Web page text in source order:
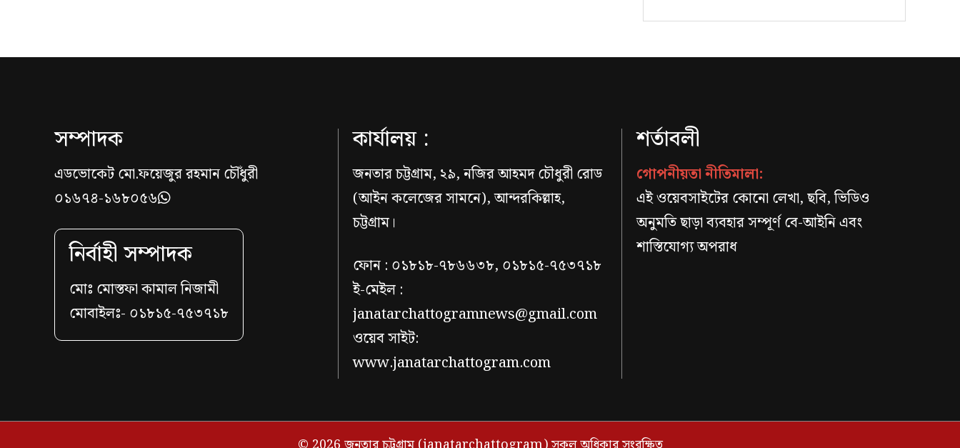
সম্পাদক
এডভোকেট মো.ফয়েজুর রহমান চৌঁধুরী
০১৬৭৪-১৬৮০৫৬
নির্বাহী সম্পাদক
মোঃ মোস্তফা কামাল নিজামী
মোবাইলঃ- ০১৮১৫-৭৫৩৭১৮
কার্যালয় :
জনতার চট্টগ্রাম, ২৯, নজির আহমদ চৌধুরী রোড
(আইন কলেজের সামনে), আন্দরকিল্লাহ,
চট্টগ্রাম।
ফোন : ০১৮১৮-৭৮৬৬৩৮, ০১৮১৫-৭৫৩৭১৮
ই-মেইল :
janatarchattogramnews@gmail.com
ওয়েব সাইট:
www.janatarchattogram.com
শর্তাবলী
গোপনীয়তা নীতিমালা:
এই ওয়েবসাইটের কোনো লেখা, ছবি, ভিডিও
অনুমতি ছাড়া ব্যবহার সম্পূর্ণ বে-আইনি এবং
শাস্তিযোগ্য অপরাধ